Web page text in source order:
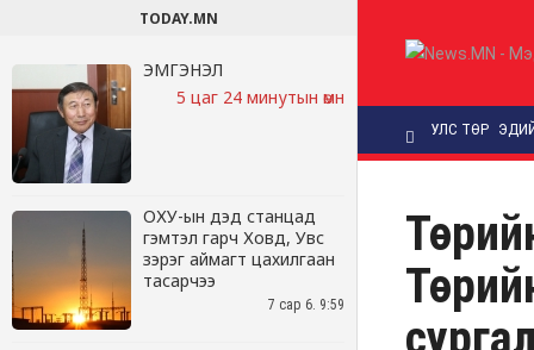
TODAY.MN
ЭМГЭНЭЛ
5 цаг 24 минутын өмнө
ОХУ-ын дэд станцад
гэмтэл гарч Ховд, Увс
зэрэг аймагт цахилгаан
тасарчээ
7 сар 6. 9:59